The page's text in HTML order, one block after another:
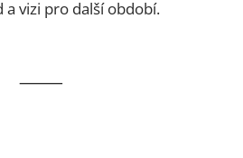
a vizi pro další období.
⸻